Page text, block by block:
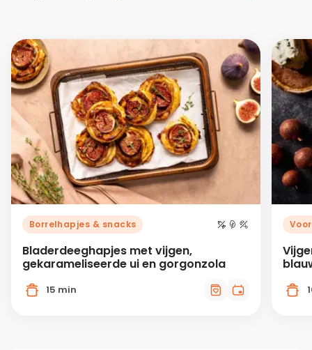
Borrelhapjes & snacks
Bladerdeeghapjes met vijgen,
gekarameliseerde ui en gorgonzola
15 min